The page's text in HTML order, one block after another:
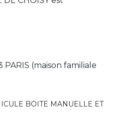
PARIS (maison familiale
BOITE MANUELLE ET